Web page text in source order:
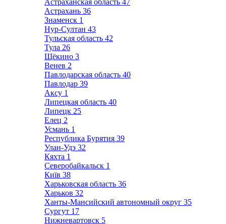
Астраханская область 47
Астрахань 36
Знаменск 1
Нур-Султан 43
Тульская область 42
Тула 26
Щёкино 3
Венев 2
Павлодарская область 40
Павлодар 39
Аксу 1
Липецкая область 40
Липецк 25
Елец 2
Усмань 1
Республика Бурятия 39
Улан-Удэ 32
Кяхта 1
Северобайкальск 1
Київ 38
Харьковская область 36
Харьков 32
Ханты-Мансийский автономный округ 35
Сургут 17
Нижневартовск 5